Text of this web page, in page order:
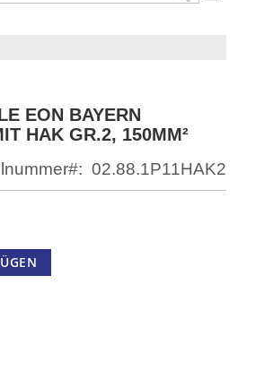
Suche
EON BAYERN (
HAK GR.2, 150MM²
02.88.1P11HAK2